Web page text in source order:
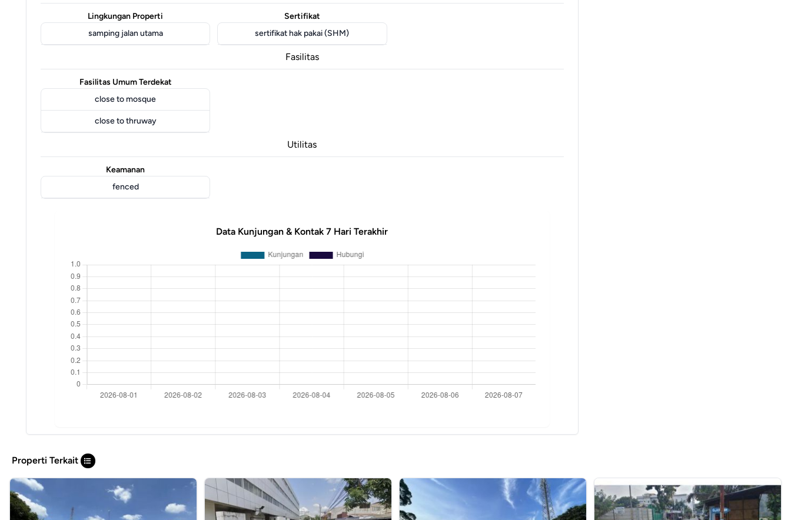
Lingkungan Properti
samping jalan utama
Sertifikat
sertifikat hak pakai (SHM)
Fasilitas
Fasilitas Umum Terdekat
close to mosque
close to thruway
Utilitas
Keamanan
fenced
Data Kunjungan & Kontak 7 Hari Terakhir
Properti Terkait